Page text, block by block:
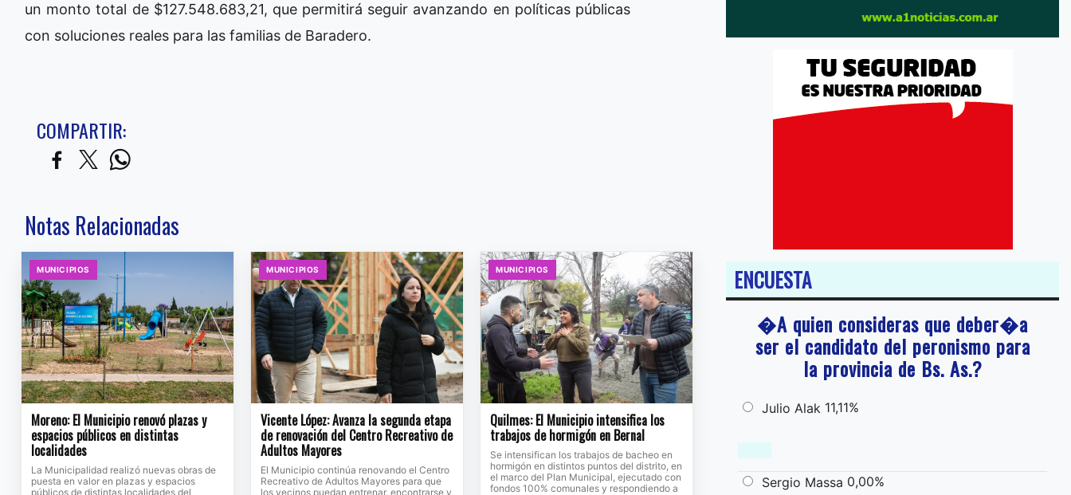
un monto total de $127.548.683,21, que permitirá seguir avanzando en políticas públicas
con soluciones reales para las familias de Baradero.
COMPARTIR:
Notas Relacionadas
MUNICIPIOS
Moreno: El Municipio renovó plazas y
espacios públicos en distintas
localidades
La Municipalidad realizó nuevas obras de
puesta en valor en plazas y espacios
públicos de distintas localidades del
MUNICIPIOS
Vicente López: Avanza la segunda etapa
de renovación del Centro Recreativo de
Adultos Mayores
El Municipio continúa renovando el Centro
Recreativo de Adultos Mayores para que
los vecinos puedan entrenar, encontrarse y
MUNICIPIOS
Quilmes: El Municipio intensifica los
trabajos de hormigón en Bernal
Se intensifican los trabajos de bacheo en
hormigón en distintos puntos del distrito, en
el marco del Plan Municipal, ejecutado con
fondos 100% comunales y respondiendo a
ENCUESTA
�A quien consideras que deber�a
ser el candidato del peronismo para
la provincia de Bs. As.?
Julio Alak 11,11%
Sergio Massa 0,00%